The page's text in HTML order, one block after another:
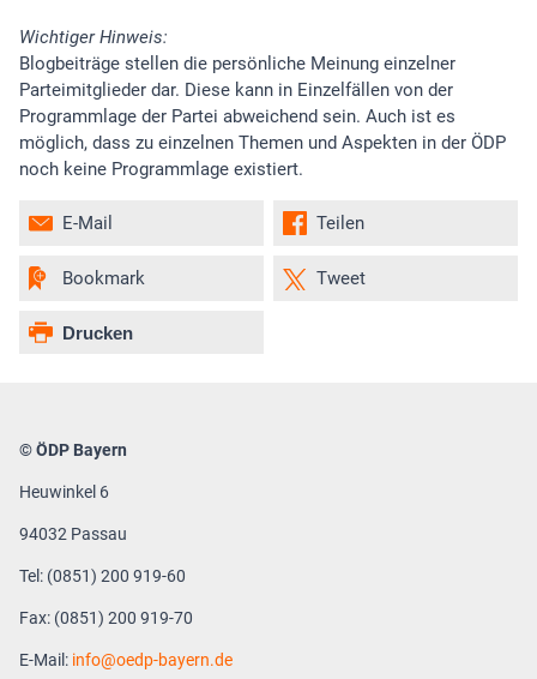
Wichtiger Hinweis:
Blogbeiträge stellen die persönliche Meinung einzelner
Parteimitglieder dar. Diese kann in Einzelfällen von der
Programmlage der Partei abweichend sein. Auch ist es
möglich, dass zu einzelnen Themen und Aspekten in der ÖDP
noch keine Programmlage existiert.
Teilen
Tweet
E-Mail
Bookmark
Drucken
© ÖDP Bayern
Heuwinkel 6
94032 Passau
Tel: (0851) 200 919-60
Fax: (0851) 200 919-70
E-Mail: info oedp-bayern.de